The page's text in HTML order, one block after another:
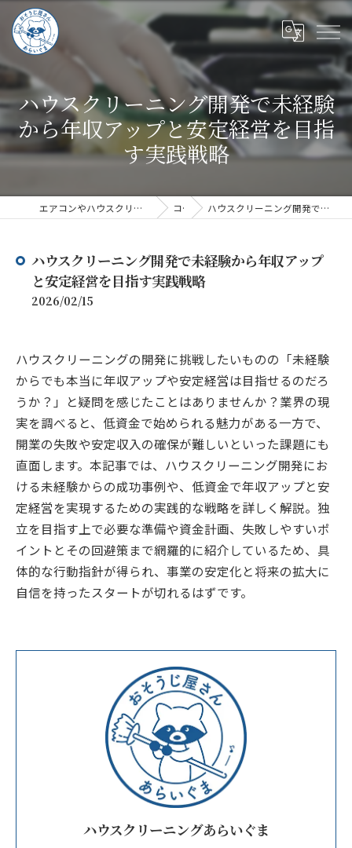
ハウスクリーニング開発で未経験
から年収アップと安定経営を目指
す実践戦略
エアコンやハウスクリーニングならハウスクリーニングあらいぐま コラム ハウスクリーニング開発で未経験から年収アップと安定経営を目指す実践戦略
ハウスクリーニング開発で未経験から年収アップ
と安定経営を目指す実践戦略
2026/02/15
ハウスクリーニングの開発に挑戦したいものの「未経験
からでも本当に年収アップや安定経営は目指せるのだろ
うか？」と疑問を感じたことはありませんか？業界の現
実を調べると、低資金で始められる魅力がある一方で、
開業の失敗や安定収入の確保が難しいといった課題にも
直面します。本記事では、ハウスクリーニング開発にお
ける未経験からの成功事例や、低資金で年収アップと安
定経営を実現するための実践的な戦略を詳しく解説。独
立を目指す上で必要な準備や資金計画、失敗しやすいポ
イントとその回避策まで網羅的に紹介しているため、具
体的な行動指針が得られ、事業の安定化と将来の拡大に
自信を持ったスタートが切れるはずです。
ハウスクリーニングあらいぐま